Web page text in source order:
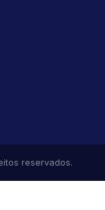
reservados.